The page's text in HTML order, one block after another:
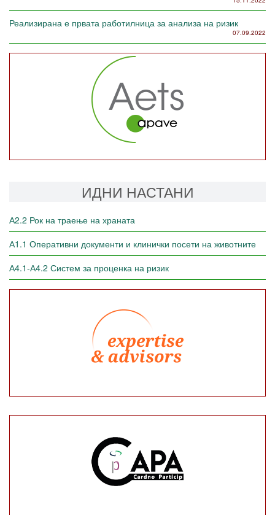
Реализирана е првата работилница за анализа на ризик
07.09.2022
ИДНИ НАСТАНИ
А2.2 Рок на траење на храната
А1.1 Оперативни документи и клинички посети на животните
А4.1-А4.2 Систем за проценка на ризик